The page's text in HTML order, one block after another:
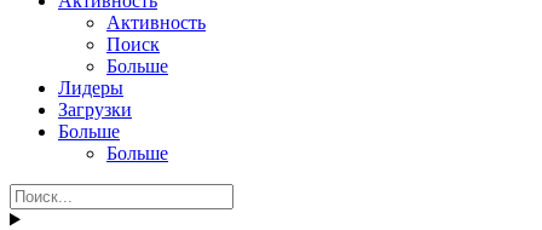
Активность
Поиск
Больше
Лидеры
Загрузки
Больше
Больше